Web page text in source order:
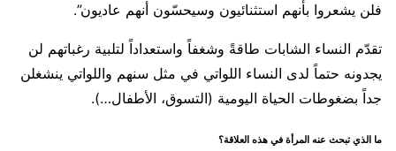
فلن يشعروا بأنهم استثنائيون وسيحسّون أنهم عاديون”.
تقدّم النساء الشابات طاقةً وشغفاً واستعداداً لتلبية رغباتهم لن
يجدونه حتماً لدى النساء اللواتي في مثل سنهم واللواتي ينشغلن
جداً بضغوطات الحياة اليومية (التسوق، الأطفال…).
ما الذي تبحث عنه المرأة في هذه العلاقة؟